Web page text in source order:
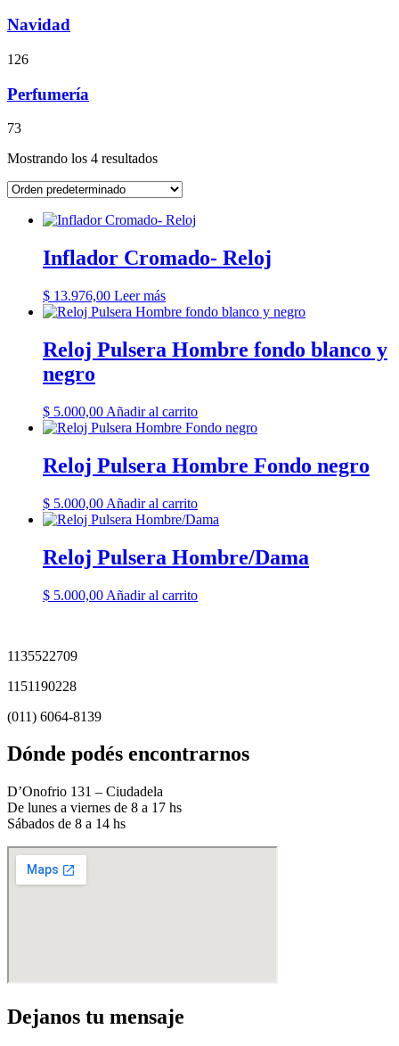
Navidad
126
Perfumería
73
Mostrando los 4 resultados
Inflador Cromado- Reloj
$ 13.976,00 Leer más
Reloj Pulsera Hombre fondo blanco y
negro
$ 5.000,00 Añadir al carrito
Reloj Pulsera Hombre Fondo negro
$ 5.000,00 Añadir al carrito
Reloj Pulsera Hombre/Dama
$ 5.000,00 Añadir al carrito
1135522709
1151190228
(011) 6064-8139
Dónde podés encontrarnos
D’Onofrio 131 – Ciudadela
De lunes a viernes de 8 a 17 hs
Sábados de 8 a 14 hs
Dejanos tu mensaje